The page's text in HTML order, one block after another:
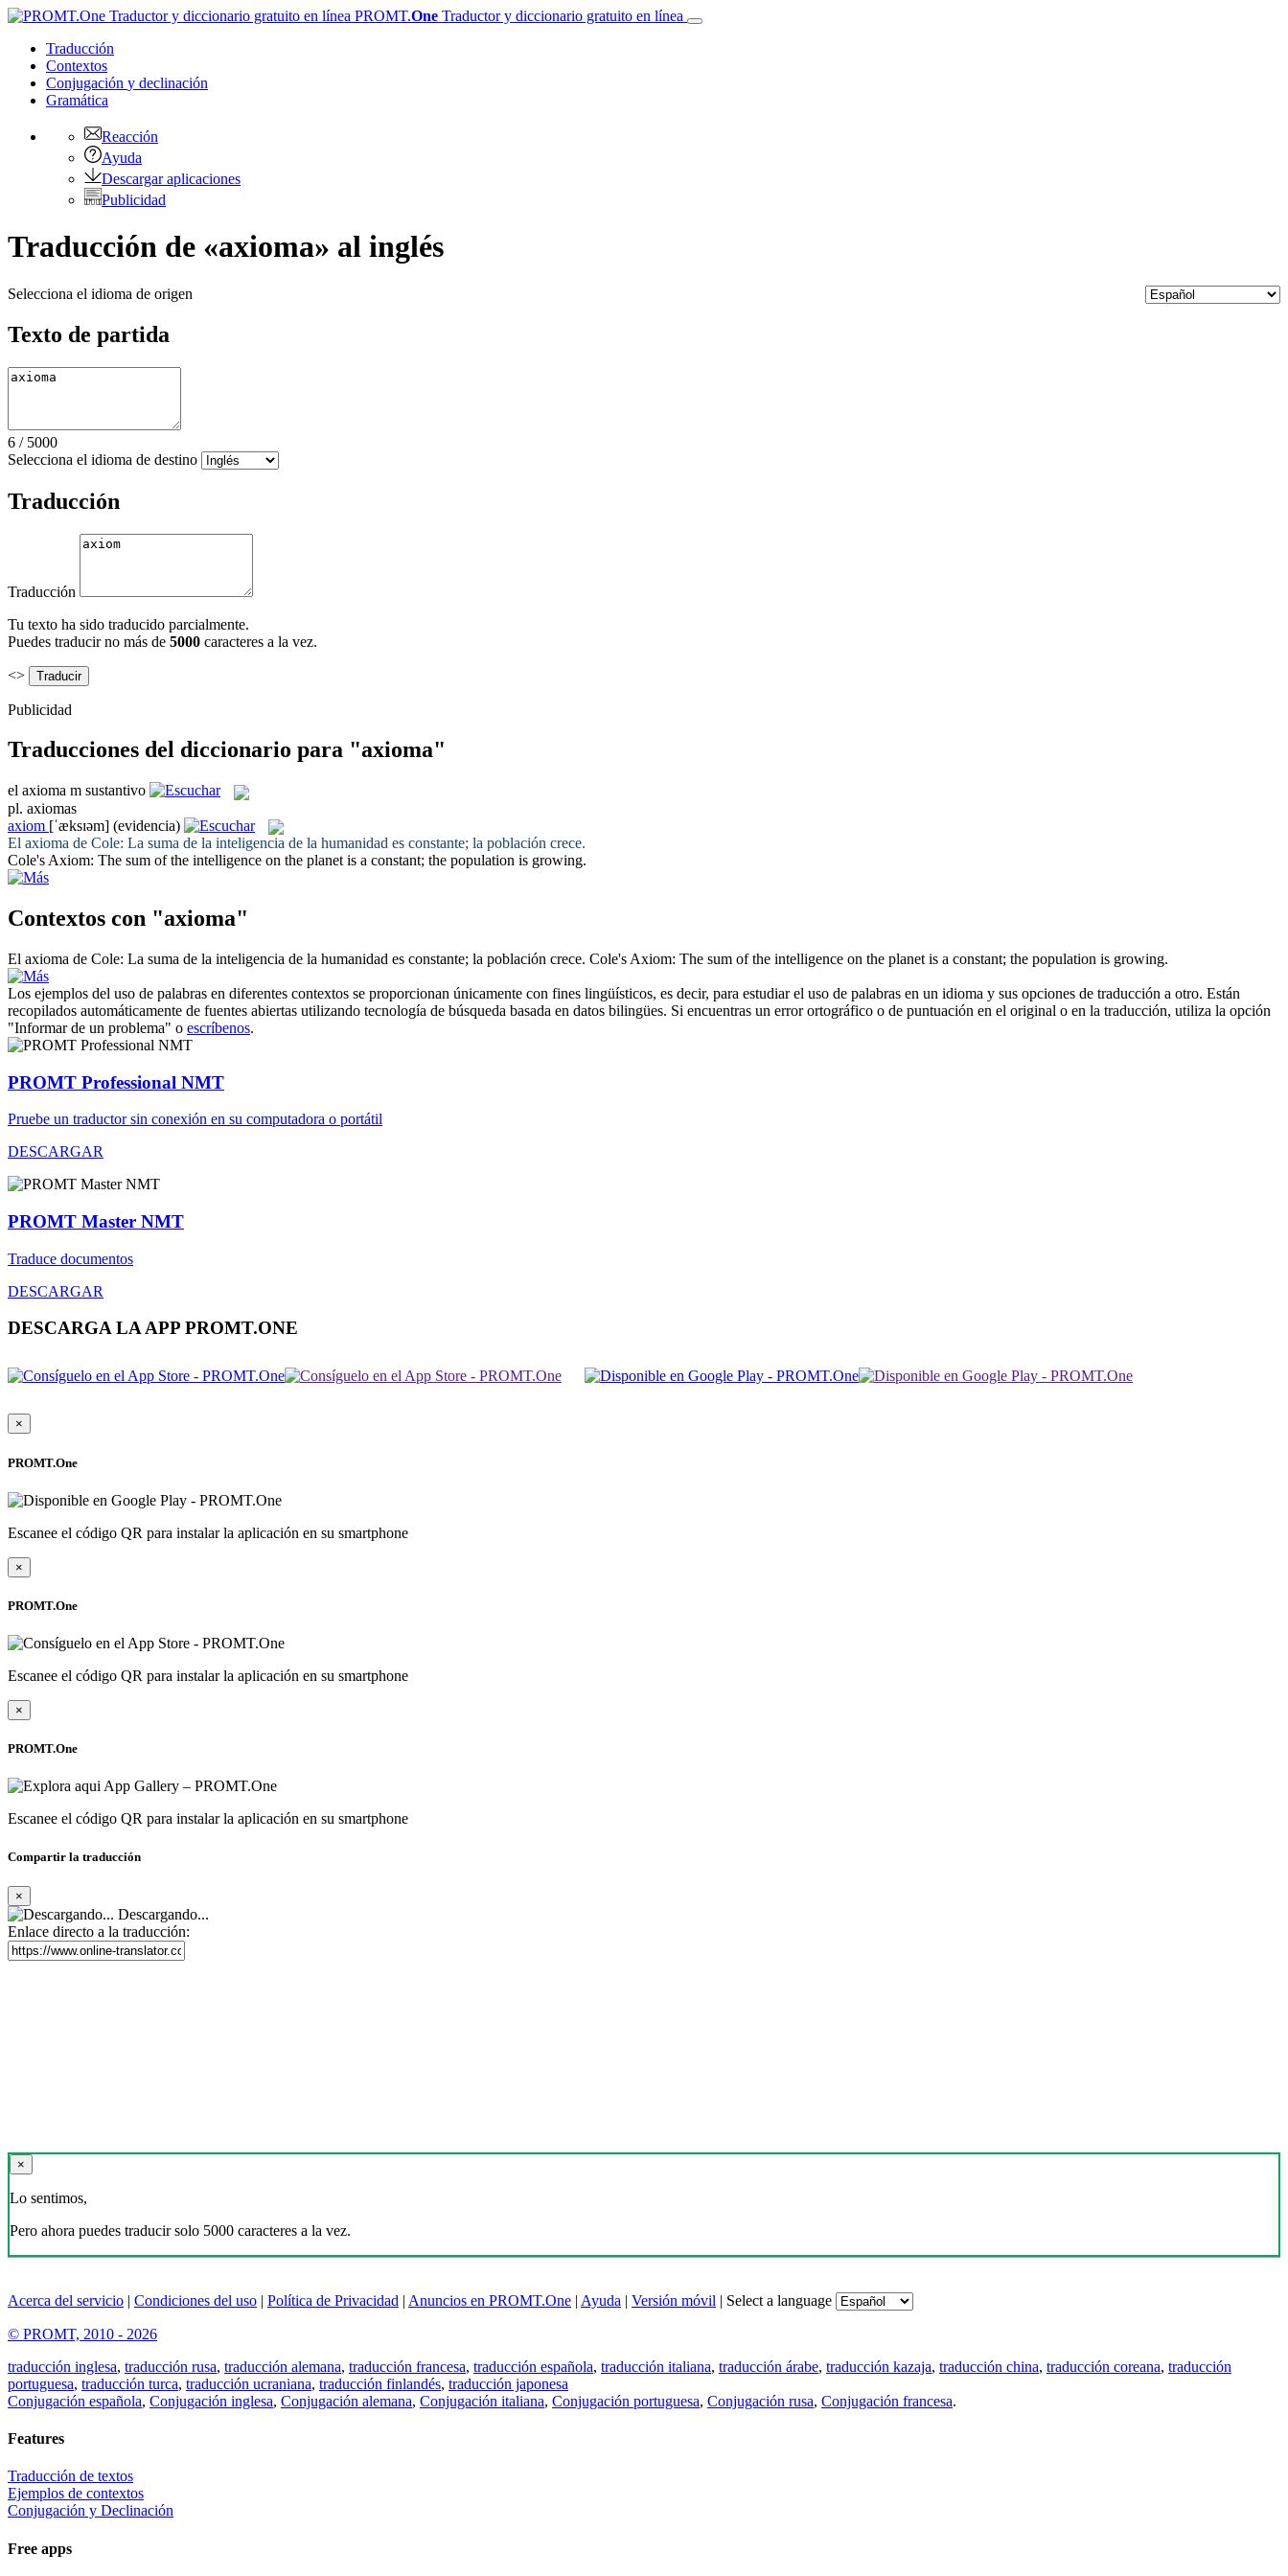
PROMT.One Traductor y diccionario gratuito en línea
Traducción
Contextos
Conjugación y declinación
Gramática
Reacción
Ayuda
Descargar aplicaciones
Publicidad
Traducción de «axioma» al inglés
Selecciona el idioma de origen
Texto de partida
6 / 5000
Selecciona el idioma de destino
Traducción
Traducción
Tu texto ha sido traducido parcialmente.
Puedes traducir no más de 5000 caracteres a la vez.
<>
Publicidad
Traducciones del diccionario para "axioma"
el axioma m sustantivo
pl. axiomas
axiom [ˈæksɪəm] (evidencia)
El axioma de Cole: La suma de la inteligencia de la humanidad es constante; la población crece.
Cole's Axiom: The sum of the intelligence on the planet is a constant; the population is growing.
Contextos con "axioma"
El axioma de Cole: La suma de la inteligencia de la humanidad es constante; la población crece. Cole's Axiom: The sum of the intelligence on the planet is a constant; the population is growing.
Los ejemplos del uso de palabras en diferentes contextos se proporcionan únicamente con fines lingüísticos, es decir, para estudiar el uso de palabras en un idioma y sus opciones de traducción a otro. Están
recopilados automáticamente de fuentes abiertas utilizando tecnología de búsqueda basada en datos bilingües. Si encuentras un error ortográfico o de puntuación en el original o en la traducción, utiliza la opción
"Informar de un problema" o escríbenos.
PROMT Professional NMT
Pruebe un traductor sin conexión en su computadora o portátil
DESCARGAR
PROMT Master NMT
Traduce documentos
DESCARGAR
DESCARGA LA APP PROMT.ONE
×
PROMT.One
Escanee el código QR para instalar la aplicación en su smartphone
×
PROMT.One
Escanee el código QR para instalar la aplicación en su smartphone
×
PROMT.One
Escanee el código QR para instalar la aplicación en su smartphone
Compartir la traducción
×
Descargando...
Enlace directo a la traducción:
×
Lo sentimos,
Pero ahora puedes traducir solo 5000 caracteres a la vez.
Acerca del servicio | Condiciones del uso | Política de Privacidad | Anuncios en PROMT.One | Ayuda | Versión móvil | Select a language
© PROMT, 2010 - 2026
traducción inglesa, traducción rusa, traducción alemana, traducción francesa, traducción española, traducción italiana, traducción árabe, traducción kazaja, traducción china, traducción coreana, traducción
portuguesa, traducción turca, traducción ucraniana, traducción finlandés, traducción japonesa
Conjugación española, Conjugación inglesa, Conjugación alemana, Conjugación italiana, Conjugación portuguesa, Conjugación rusa, Conjugación francesa.
Features
Traducción de textos
Ejemplos de contextos
Conjugación y Declinación
Free apps